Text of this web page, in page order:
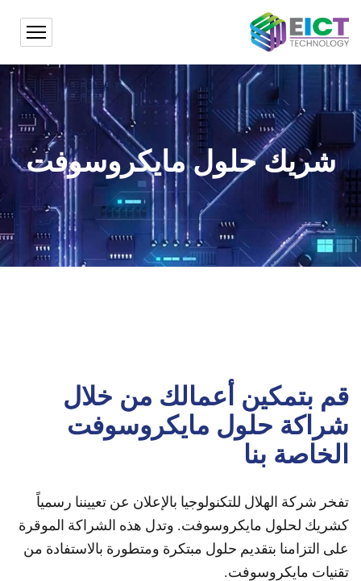
شريك حلول مايكروسوفت
قم بتمكين أعمالك من خلال
شراكة حلول مايكروسوفت
الخاصة بنا
تفخر شركة الهلال للتكنولوجيا بالإعلان عن تعييننا رسمياً
كشريك لحلول مايكروسوفت. وتدل هذه الشراكة الموقرة
على التزامنا بتقديم حلول مبتكرة ومتطورة بالاستفادة من
تقنيات مايكروسوفت.